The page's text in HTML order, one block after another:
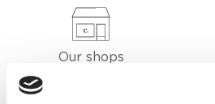
Our shops